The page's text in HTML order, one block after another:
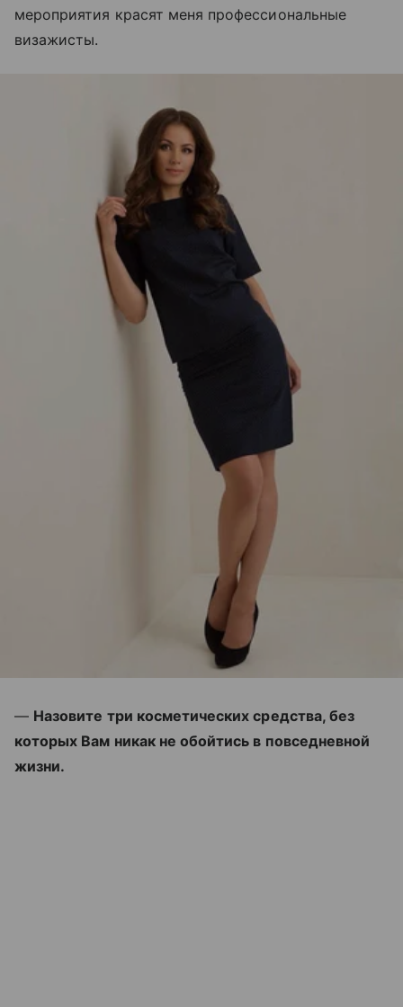
мероприятия красят меня профессиональные
визажисты.
— Назовите три косметических средства, без
которых Вам никак не обойтись в повседневной
жизни.